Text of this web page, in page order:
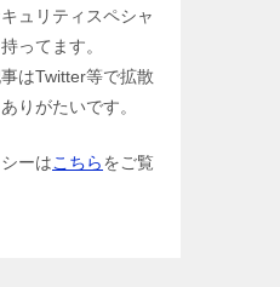
ュリティスペシャ
ってます。
はTwitter等で拡散
りがたいです。
ーはこちらをご覧